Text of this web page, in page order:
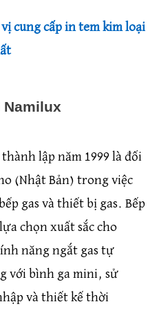
cung cấp in tem kim loại
Namilux
lập năm 1999 là đối
(Nhật Bản) trong việc
gas và thiết bị gas. Bếp
chọn xuất sắc cho
năng ngắt gas tự
với bình ga mini, sử
và thiết kế thời